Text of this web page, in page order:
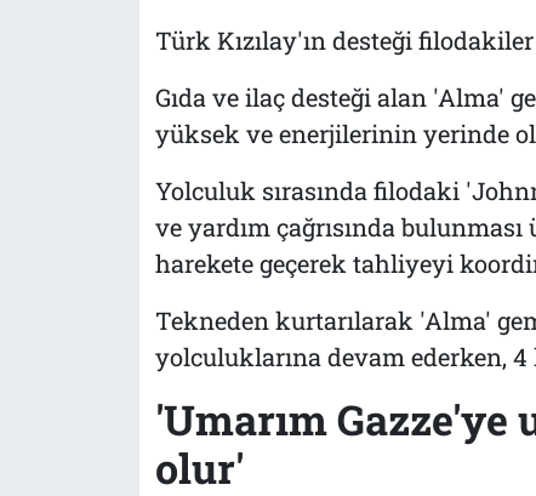
Türk Kızılay'ın desteği
Gıda ve ilaç desteği alan 'Alma'
yüksek ve enerjilerinin yerinde
Yolculuk sırasında filodaki
ve yardım çağrısında
harekete geçerek tahliyeyi
Tekneden kurtarılarak 'Alma'
yolculuklarına devam ederken,
'Umarım
olur'